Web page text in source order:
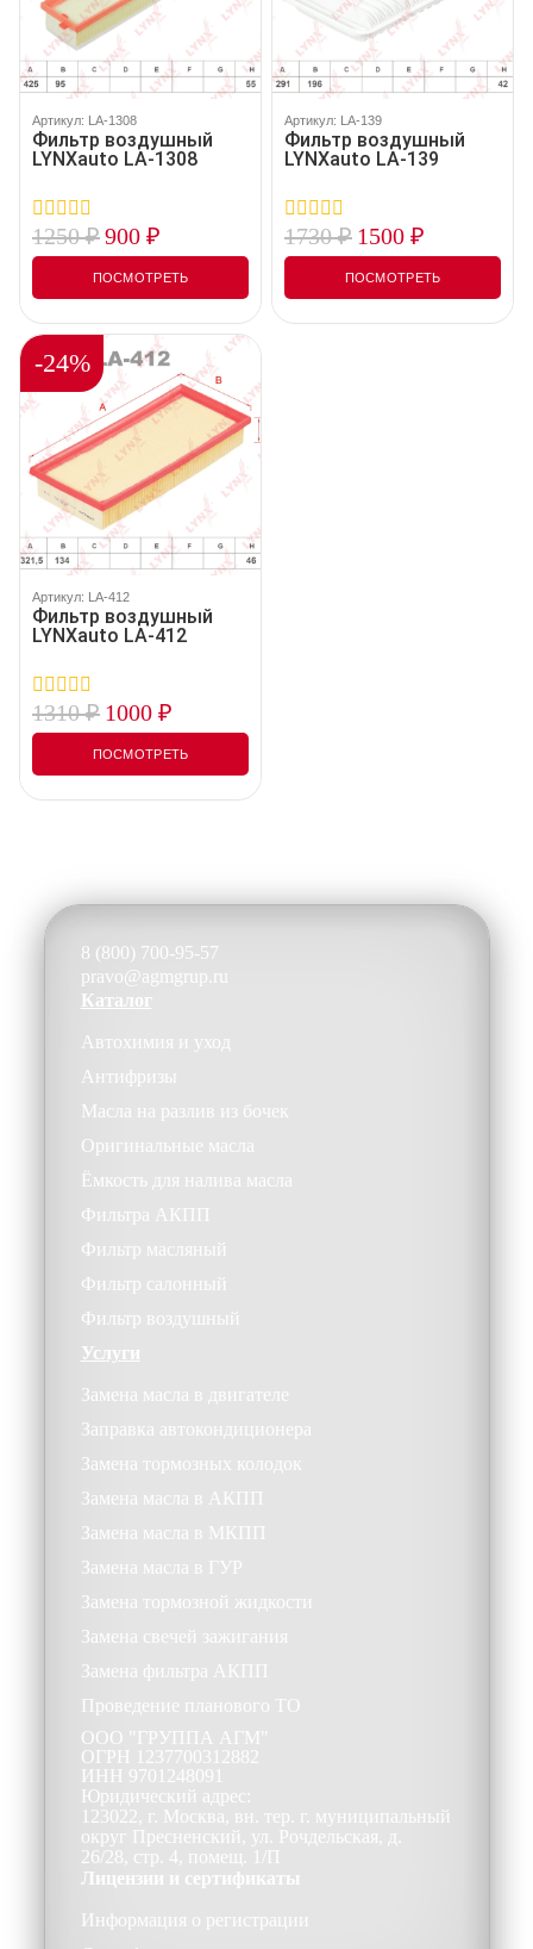
Артикул: LA-1308
Фильтр воздушный
LYNXauto LA-1308
0
out
5
1250₽900 ₽
ПОСМОТРЕТЬ
Артикул: LA-139
Фильтр воздушный
LYNXauto LA-139
0
out
5
1730₽ 1500 ₽
ПОСМОТРЕТЬ
-24%
Артикул: LA-412
Фильтр воздушный
LYNXauto LA-412
0
out
5
1310₽ 1000 ₽
ПОСМОТРЕТЬ
8 (800) 700-95-57
pravo@agmgrup.ru
Каталог
Автохимия и уход
Антифризы
Масла на разлив из бочек
Оригинальные масла
Ёмкость для налива масла
Фильтра АКПП
Фильтр масляный
Фильтр салонный
Фильтр воздушный
Услуги
Замена масла в двигателе
Заправка автокондиционера
Замена тормозных колодок
Замена масла в АКПП
Замена масла в МКПП
Замена масла в ГУР
Замена тормозной жидкости
Замена свечей зажигания
Замена фильтра АКПП
Проведение планового ТО
ООО "ГРУППА АГМ"
ОГРН 1237700312882
ИНН 9701248091
Юридический адрес:
123022, г. Москва, вн. тер. г. муниципальный
округ Пресненский, ул. Рочдельская, д.
26/28, стр. 4, помещ. 1/П
Лицензии и сертификаты
Информация о регистрации